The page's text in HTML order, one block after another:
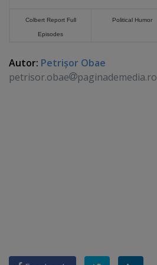
Colbert Report Full
Episodes
Political Humor
Autor: Petrişor Obae
petrisor.obae
paginademedia.ro